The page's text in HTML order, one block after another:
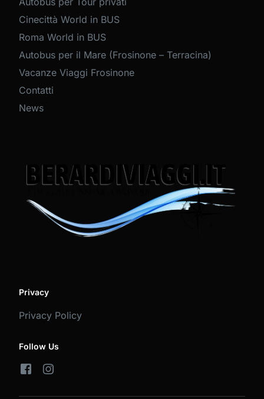
Cinecittà World in BUS
Roma World in BUS
Autobus per il Mare (Frosinone – Terracina)
Vacanze Viaggi Frosinone
Contatti
News
Privacy
Privacy Policy
Follow Us